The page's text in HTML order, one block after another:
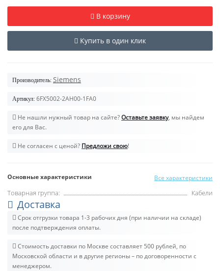
В корзину
Купить в один клик
Производитель: Siemens
Артикул: 6FX5002-2AH00-1FA0
Не нашли нужный товар на сайте?Оставьте заявку, мы найдем
его для Вас.
Не согласен с ценой? Предложи свою!
Основные характеристики Все характеристики
Товарная группа: Кабели
Доставка
Срок отгрузки товара 1-3 рабочих дня (при наличии на складе)
после подтверждения оплаты.
Стоимость доставки по Москве составляет 500 рублей, по
Московской области и в другие регионы – по договоренности с
менеджером.